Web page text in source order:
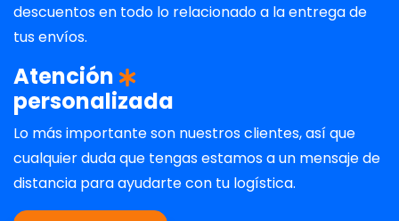
descuentos en todo lo relacionado a la entrega de
tus envíos.
Atención
personalizada
Lo más importante son nuestros clientes, así que
cualquier duda que tengas estamos a un mensaje de
distancia para ayudarte con tu logística.